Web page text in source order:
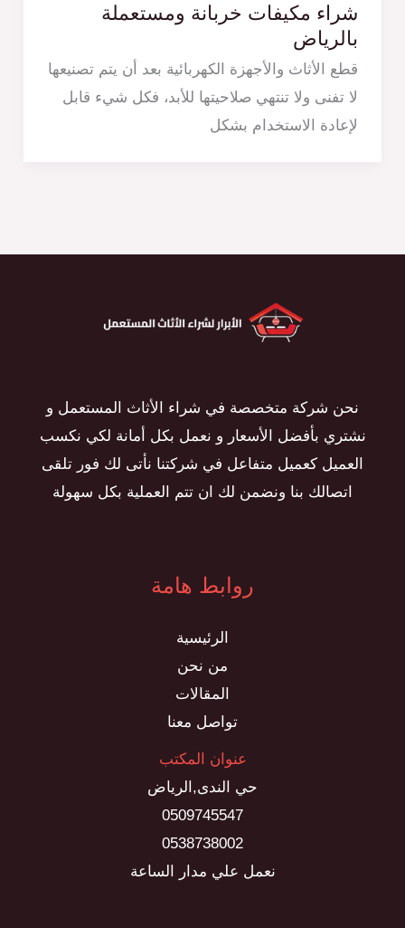
شراء مكيفات خربانة ومستعملة
بالرياض
قطع الأثاث والأجهزة الكهربائية بعد أن يتم تصنيعها
لا تفنى ولا تنتهي صلاحيتها للأبد، فكل شيء قابل
لإعادة الاستخدام بشكل
نحن شركة متخصصة في شراء الأثاث المستعمل و
نشتري بأفضل الأسعار و نعمل بكل أمانة لكي نكسب
العميل كعميل متفاعل في شركتنا نأتى لك فور تلقى
اتصالك بنا ونضمن لك ان تتم العملية بكل سهولة
روابط هامة
الرئيسية
من نحن
المقالات
تواصل معنا
عنوان المكتب
حي الندى,الرياض
0509745547
0538738002
نعمل علي مدار الساعة